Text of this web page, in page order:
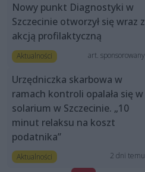
Nowy punkt Diagnostyki w
Szczecinie otworzył się wraz z
akcją profilaktyczną
Aktualności art. sponsorowany
Urzędniczka skarbowa w
ramach kontroli opalała się w
solarium w Szczecinie. „10
minut relaksu na koszt
podatnika”
Aktualności 2 dni temu